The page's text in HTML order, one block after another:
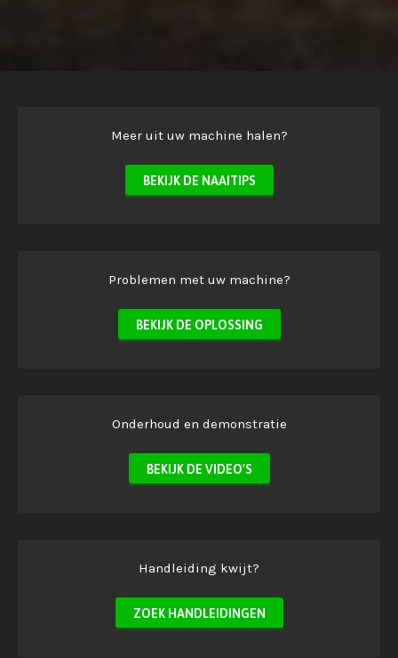
Meer uit uw machine halen?
BEKIJK DE NAAITIPS
Problemen met uw machine?
BEKIJK DE OPLOSSING
Onderhoud en demonstratie
BEKIJK DE VIDEO'S
Handleiding kwijt?
ZOEK HANDLEIDINGEN